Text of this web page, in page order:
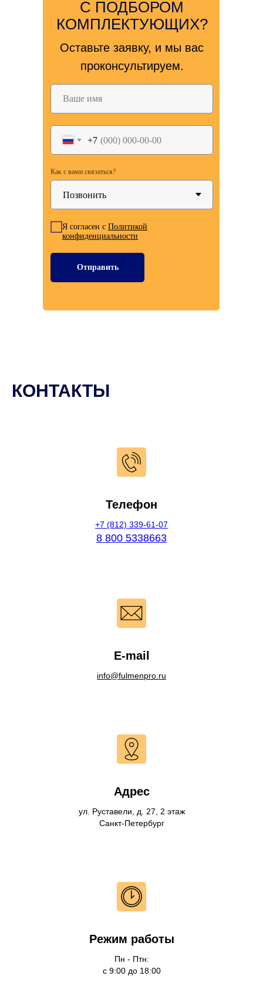
+7
Как с вами связаться?
Я согласен с Политикой
конфиденциальности
Отправить
С ПОДБОРОМ
КОМПЛЕКТУЮЩИХ?
Оставьте заявку, и мы вас
проконсультируем.
КОНТАКТЫ
Телефон
+7 (812) 339-61-07
8 800 5338663
E-mail
info@fulmenpro.ru
Адрес
ул. Руставели, д. 27, 2 этаж
Санкт-Петербург
Режим работы
Пн - Птн:
с 9:00 до 18:00